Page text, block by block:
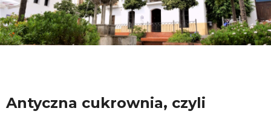
Antyczna cukrownia, czyli